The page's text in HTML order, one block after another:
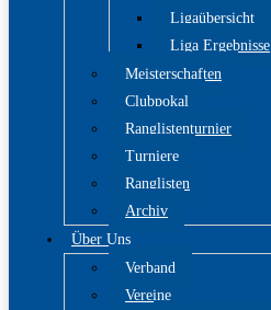
Ligaübersicht
Liga Ergebnisse
Meisterschaften
Clubpokal
Ranglistenturnier
Turniere
Ranglisten
Archiv
Über Uns
Verband
Vereine